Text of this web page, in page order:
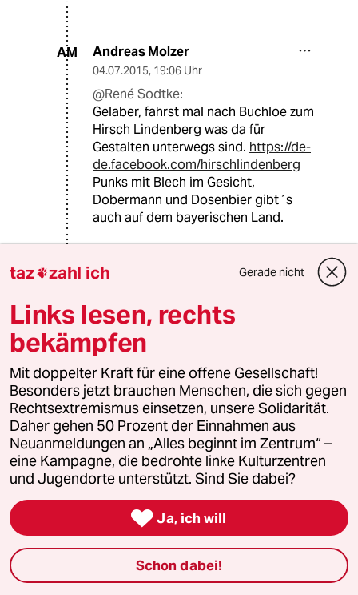
AM Andreas Molzer
04.07.2015, 19:06 Uhr
@René Sodtke:
Gelaber, fahrst mal nach Buchloe zum
Hirsch Lindenberg was da für
Gestalten unterwegs sind. https://de-
de.facebook.com/hirschlindenberg
Punks mit Blech im Gesicht,
Dobermann und Dosenbier gibt´s
auch auf dem bayerischen Land.
DR. ALFRED SCHWEINSTEIN
@Markus Müller:
Vielleicht "Punks" vom Typus
Frei.Wild-Fan.
Aber es ändert nichts an den Fakten.
R robby
04.07.2015,15:22 Uhr
Insider wissen, dass es auf manchen
Dienststellen so ist... aber lange nicht auf
allen...
Es hat mit der Führungsqualität v.a. der
Dienstgruppenleiter, aber auch höheren
Vorgesetzten zu tun, ob diese
taz zahl ich Gerade nicht
Links lesen, rechts
bekämpfen
Mit doppelter Kraft für eine offene Gesellschaft!
Besonders jetzt brauchen Menschen, die sich gegen
Rechtsextremismus einsetzen, unsere Solidarität.
Daher gehen 50 Prozent der Einnahmen aus
Neuanmeldungen an „Alles beginnt im Zentrum“ –
eine Kampagne, die bedrohte linke Kulturzentren
und Jugendorte unterstützt. Sind Sie dabei?
 Ja, ich will
Schon dabei!